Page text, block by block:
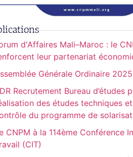
d'Affaires Mali–Maroc : le
leur partenariat
Générale Ordinaire
Recrutement Bureau d’études
des études techniques
du programme de
CNPM à la 114ème Conférence
(CIT)